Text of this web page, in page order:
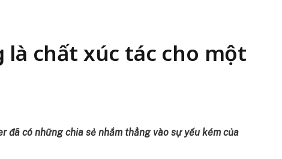
là chất xúc tác cho một
đã có những chia sẻ nhắm thẳng vào sự yếu kém của